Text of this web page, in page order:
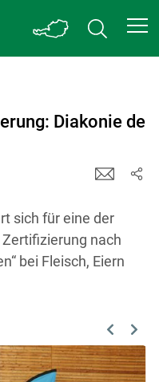
Diakonie de
sich für eine der
nach
bei Fleisch, Eiern
Previous
Next